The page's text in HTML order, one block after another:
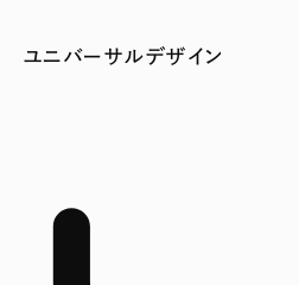
ユニバーサルデザイン